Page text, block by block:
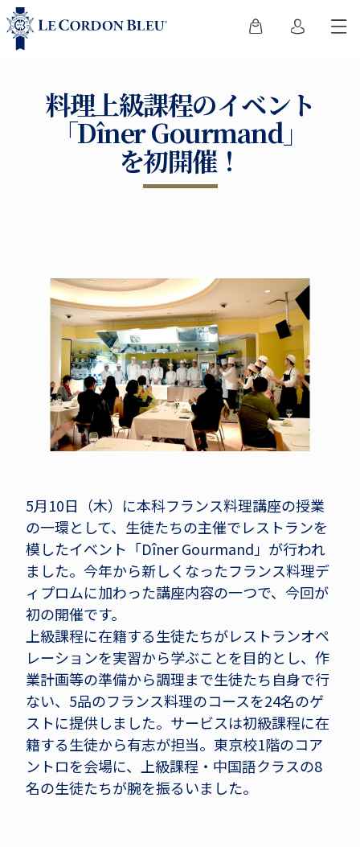
料理上級課程のイベント
「Dîner Gourmand」
を初開催！
5月10日（木）に本科フランス料理講座の授業
の一環として、生徒たちの主催でレストランを
模したイベント「Dîner Gourmand」が行われ
ました。今年から新しくなったフランス料理デ
ィプロムに加わった講座内容の一つで、今回が
初の開催です。
上級課程に在籍する生徒たちがレストランオペ
レーションを実習から学ぶことを目的とし、作
業計画等の準備から調理まで生徒たち自身で行
ない、5品のフランス料理のコースを24名のゲ
ストに提供しました。サービスは初級課程に在
籍する生徒から有志が担当。東京校1階のコア
ントロを会場に、上級課程・中国語クラスの8
名の生徒たちが腕を振るいました。